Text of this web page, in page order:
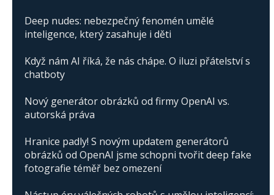
Deep nudes: nebezpečný fenomén umělé
inteligence, který zasahuje i děti
Když nám AI říká, že nás chápe. O iluzi přátelství s
chatboty
Nový generátor obrázků od firmy OpenAI vs.
autorská práva
Hranice padly! S novým updatem generátorů
obrázků od OpenAI jsme schopni tvořit deep fake
fotografie téměř bez omezení